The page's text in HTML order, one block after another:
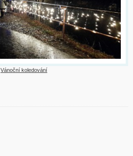
Vánoční koledování